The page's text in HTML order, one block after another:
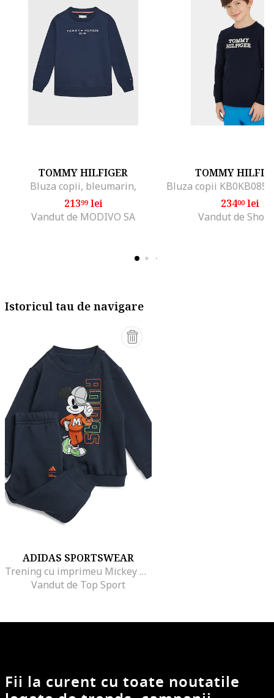
TOMMY HILFIGER
Bluza copii, bleumarin,
21399lei
Vandut de MODIVO SA
TOMMY
23400lei
Vandut de
Istoricul tau de navigare
ADIDAS SPORTSWEAR
Trening cu imprimeu Mickey Mouse, Albastru ultramarin/Portocaliu mandarina/Alb optic
Vandut de Top Sport
Fii la curent cu toate noutatile